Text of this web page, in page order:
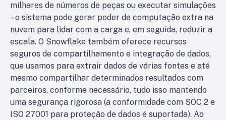
milhares de números de peças ou executar simulações
– o sistema pode gerar poder de computação extra na
nuvem para lidar com a carga e, em seguida, reduzir a
escala. O Snowflake também oferece recursos
seguros de compartilhamento e integração de dados,
que usamos para extrair dados de várias fontes e até
mesmo compartilhar determinados resultados com
parceiros, conforme necessário, tudo isso mantendo
uma segurança rigorosa (a conformidade com SOC 2 e
ISO 27001 para proteção de dados é suportada). Ao